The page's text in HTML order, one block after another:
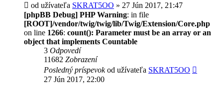
od užívateľa SKRAT5OO » 27 Jún 2017, 21:47
[phpBB Debug] PHP Warning: in file
[ROOT]/vendor/twig/twig/lib/Twig/Extension/Core.php
on line 1266: count(): Parameter must be an array or an
object that implements Countable
3 Odpovedí
11682 Zobrazení
Posledný príspevokod užívateľa SKRAT5OO
27 Jún 2017, 22:00